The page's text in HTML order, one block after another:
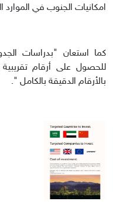
امكانيات الجنوب في الموارد
كما استعان "بدراسات
للحصول على أرقام
بالأرقام الدقيقة بالكامل ".